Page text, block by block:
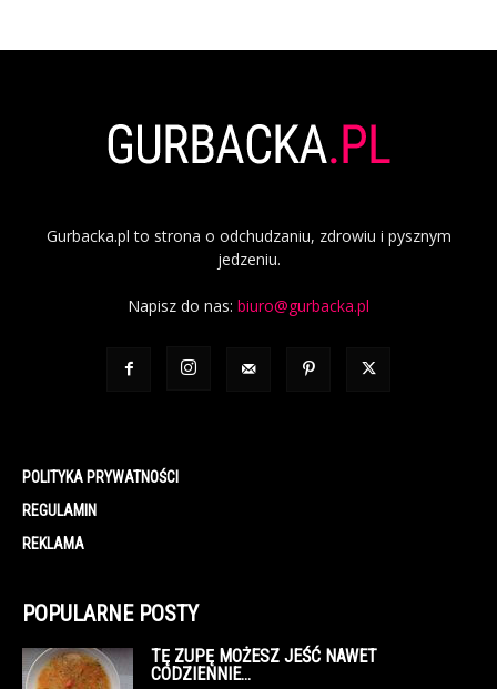
Gurbacka.pl to strona o odchudzaniu, zdrowiu i pysznym
jedzeniu.
Napisz do nas: biuro@gurbacka.pl
POLITYKA PRYWATNOŚCI
REGULAMIN
REKLAMA
POPULARNE POSTY
TĘ ZUPĘ MOŻESZ JEŚĆ NAWET
CODZIENNIE…